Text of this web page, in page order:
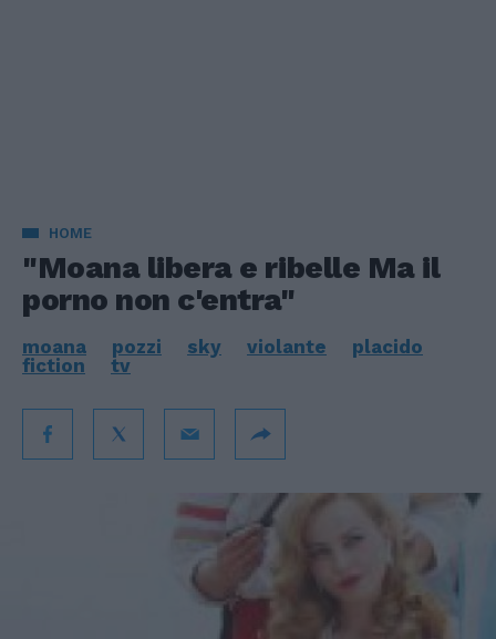
HOME
"Moana libera e ribelle Ma il
porno non c'entra"
moana pozzi sky violante
placido
fiction
tv